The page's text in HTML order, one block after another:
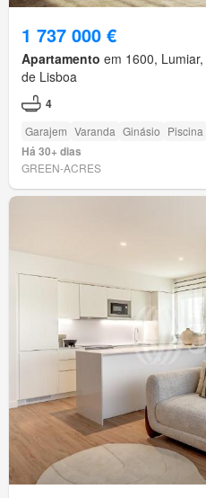
1 737 000 €
Apartamento em 1600,
de Lisboa
4
Garajem Varanda Ginásio Piscina
Há 30+ dias
GREEN-ACRES